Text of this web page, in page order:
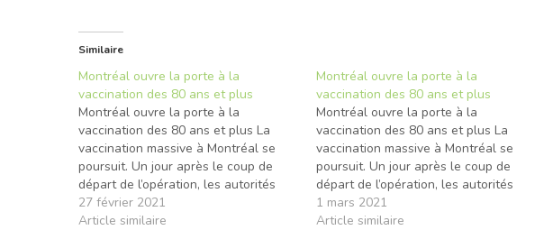
Similaire
Montréal ouvre la porte à la
vaccination des 80 ans et plus
Montréal ouvre la porte à la
vaccination des 80 ans et plus La
vaccination massive à Montréal se
poursuit. Un jour après le coup de
départ de l’opération, les autorités
sanitaires permettront désormais aux
Montréalais de 80 ans et plus
27 février 2021
Article similaire
Montréal ouvre la porte à la
vaccination des 80 ans et plus
Montréal ouvre la porte à la
vaccination des 80 ans et plus La
vaccination massive à Montréal se
poursuit. Un jour après le coup de
départ de l’opération, les autorités
sanitaires permettront désormais aux
Montréalais de 80 ans et plus
1 mars 2021
Article similaire